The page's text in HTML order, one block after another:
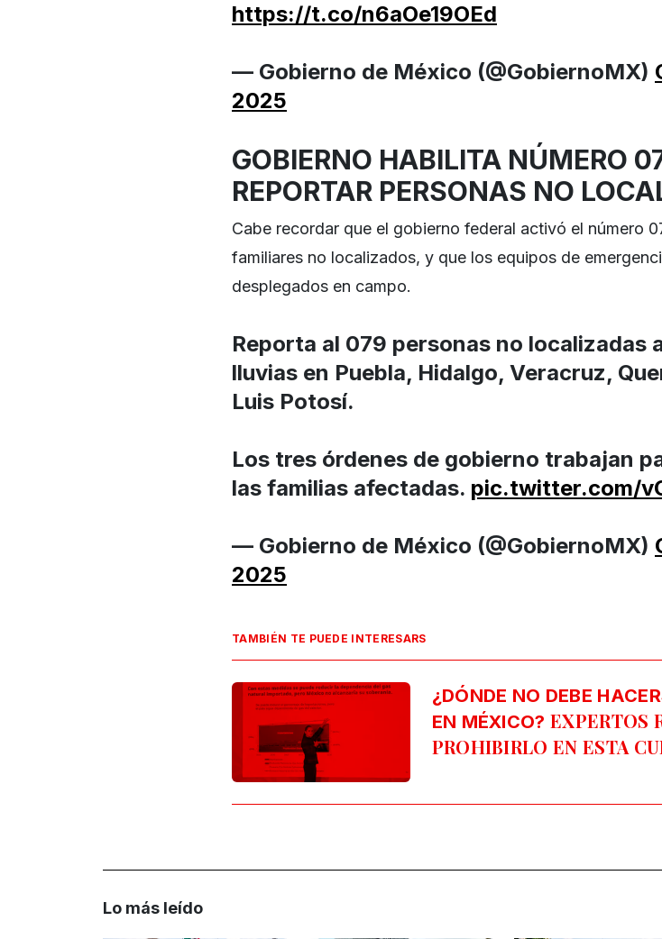
https://t.co/n6aOe19OEd
— Gobierno de México (@GobiernoMX)
2025
GOBIERNO HABILITA NÚMERO
REPORTAR PERSONAS NO
Cabe recordar que el gobierno federal activó el número
familiares no localizados, y que los equipos de
desplegados en campo.
Reporta al 079 personas no localizadas
lluvias en Puebla, Hidalgo, Veracruz,
Luis Potosí.
Los tres órdenes de gobierno trabajan
las familias afectadas. pic.twitter.com/
— Gobierno de México (@GobiernoMX)
2025
TAMBIÉN TE PUEDE INTERESARS
¿DÓNDE NO DEBE
EN MÉXICO? EXPERTOS
PROHIBIRLO EN ESTA
Lo más leído